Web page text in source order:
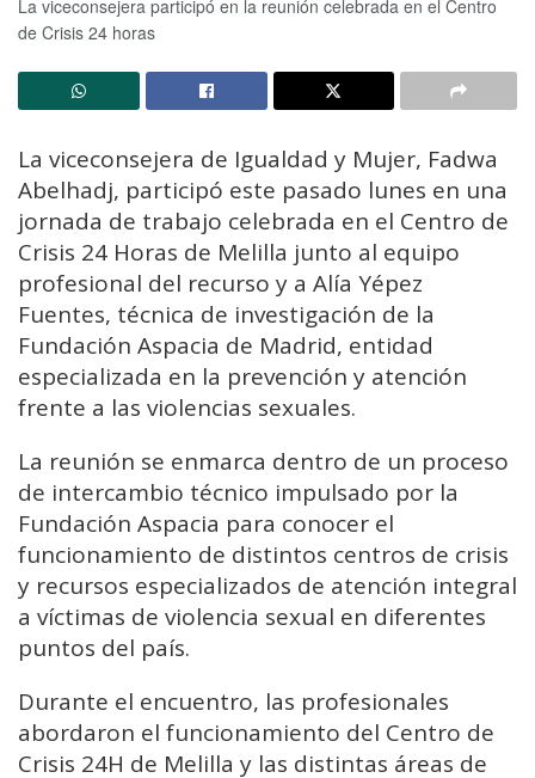
La viceconsejera participó en la reunión celebrada en el Centro
de Crisis 24 horas
La viceconsejera de Igualdad y Mujer, Fadwa
Abelhadj, participó este pasado lunes en una
jornada de trabajo celebrada en el Centro de
Crisis 24 Horas de Melilla junto al equipo
profesional del recurso y a Alía Yépez
Fuentes, técnica de investigación de la
Fundación Aspacia de Madrid, entidad
especializada en la prevención y atención
frente a las violencias sexuales.
La reunión se enmarca dentro de un proceso
de intercambio técnico impulsado por la
Fundación Aspacia para conocer el
funcionamiento de distintos centros de crisis
y recursos especializados de atención integral
a víctimas de violencia sexual en diferentes
puntos del país.
Durante el encuentro, las profesionales
abordaron el funcionamiento del Centro de
Crisis 24H de Melilla y las distintas áreas de